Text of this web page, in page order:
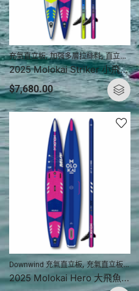
充氣直立板,加强多層拉絲料,直立板 ,
2025 Molokai Striker 小飛魚專業競速直立板 14′ x 22.5″
$7,680.00
Downwind 充氣直立板,充氣直立板,加
2025 Molokai Hero 大飛魚競速直立板 14′ x 25″